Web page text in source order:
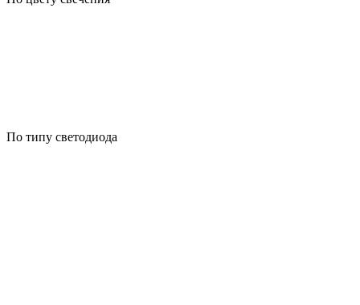
По типу светодиода